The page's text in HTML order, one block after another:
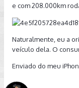
e com 208.000km
Naturalmente, eu a
veículo dela. O
Enviado do meu